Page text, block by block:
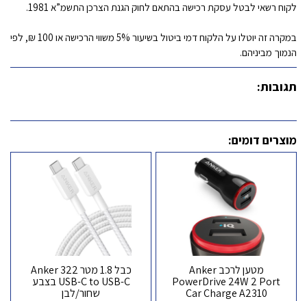
לקוח רשאי לבטל עסקת רכישה בהתאם לחוק הגנת הצרכן התשמ”א 1981.
במקרה זה יוטלו על הלקוח דמי ביטול בשיעור 5% משווי הרכישה או 100 ₪, לפי
הנמוך מביניהם.
תגובות:
מוצרים דומים:
מטען לרכב Anker
PowerDrive 24W 2 Port
Car Charge A2310
כבל 1.8 מטר Anker 322
USB-C to USB-C בצבע
שחור/לבן